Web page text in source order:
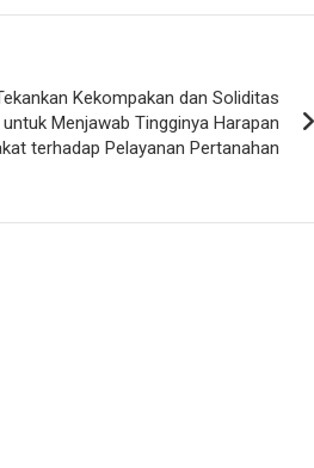
Kekompakan dan Soliditas
Menjawab Tingginya Harapan
terhadap Pelayanan Pertanahan